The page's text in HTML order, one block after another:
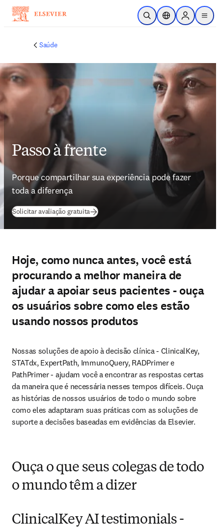
Ir para o conteúdo principal
Pesquisa aberta
Seletor deSign in to
menu
Saúde
Passo à frente
Porque compartilhar sua experiência pode fazer
toda a diferença
Solicitar avaliação gratuita
Hoje, como nunca antes, você está
procurando a melhor maneira de
ajudar a apoiar seus pacientes - ouça
os usuários sobre como eles estão
usando nossos produtos
Nossas soluções de apoio à decisão clínica - ClinicalKey,
STATdx, ExpertPath, ImmunoQuery, RADPrimer e
PathPrimer - ajudam você a encontrar as respostas certas
da maneira que é necessária nesses tempos difíceis. Ouça
as histórias de nossos usuários de todo o mundo sobre
como eles adaptaram suas práticas com as soluções de
suporte a decisões baseadas em evidências da Elsevier.
Ouça o que seus colegas de todo
o mundo têm a dizer
ClinicalKey AI testimonials -